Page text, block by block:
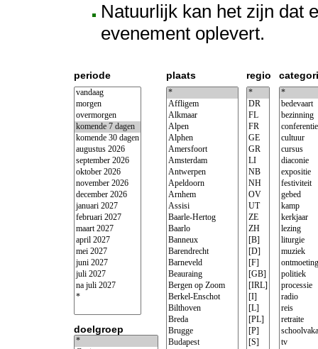
Natuurlijk kan het zijn dat
evenement oplevert.
periode plaats regio
doelgroep